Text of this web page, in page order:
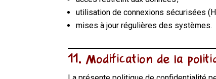
utilisation de connexions sécurisées
mises à jour régulières des systèmes.
11. Modification de la